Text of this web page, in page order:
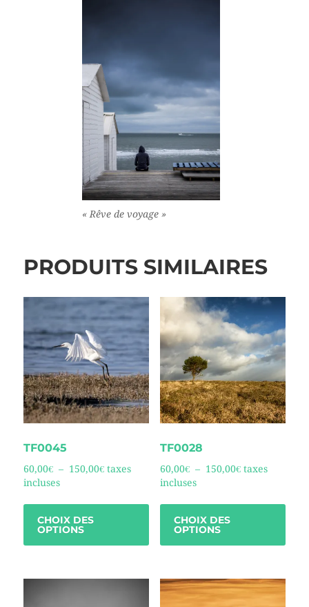
« Rêve de voyage »
PRODUITS SIMILAIRES
TF0045
60,00€ – 150,00€ taxes
incluses
CHOIX DES
OPTIONS
TF0028
60,00€ – 150,00€ taxes
incluses
CHOIX DES
OPTIONS